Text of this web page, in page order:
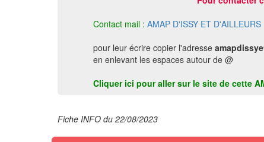
Contact mail : AMAP D'ISSY ET D'AILLEURS
pour leur écrire copier l'adresse
en enlevant les espaces autour de @
Cliquer ici pour aller sur le site de cette
Fiche INFO du 22/08/2023